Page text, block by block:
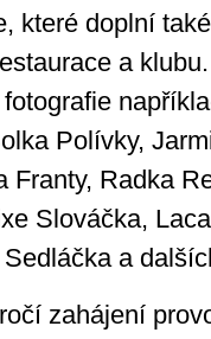
které doplní
a
Polívky,
Franty, Radka
Slováčka,
a
zahájení